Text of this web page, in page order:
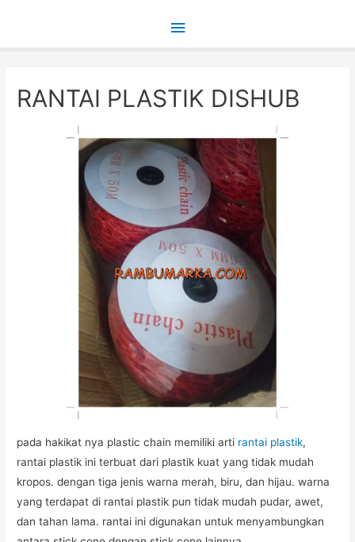
Main
RANTAI PLASTIK DISHUB
pada hakikat nya plastic chain memiliki arti rantai plastik,
rantai plastik ini terbuat dari plastik kuat yang tidak mudah
kropos. dengan tiga jenis warna merah, biru, dan hijau. warna
yang terdapat di rantai plastik pun tidak mudah pudar, awet,
dan tahan lama. rantai ini digunakan untuk menyambungkan